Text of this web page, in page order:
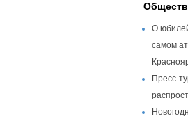
О
самом
Пресс-